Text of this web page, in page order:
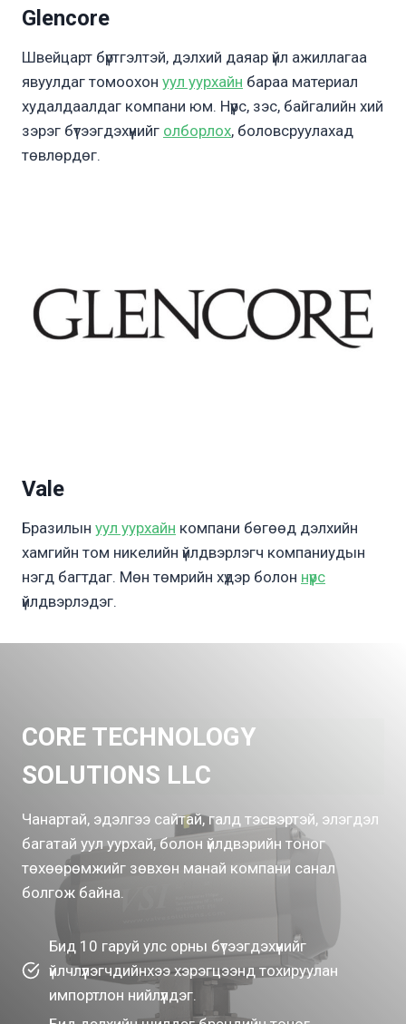
Glencore
Швейцарт бүртгэлтэй, дэлхий даяар үйл ажиллагаа
явуулдаг томоохон уул уурхайн бараа материал
худалдаалдаг компани юм. Нүүрс, зэс, байгалийн хий
зэрэг бүтээгдэхүүнийг олборлох, боловсруулахад
төвлөрдөг.
Vale
Бразилын уул уурхайн компани бөгөөд дэлхийн
хамгийн том никелийн үйлдвэрлэгч компаниудын
нэгд багтдаг. Мөн төмрийн хүдэр болон нүүрс
үйлдвэрлэдэг.
CORE TECHNOLOGY
SOLUTIONS LLC
Чанартай, эдэлгээ сайтай, галд тэсвэртэй, элэгдэл
багатай уул уурхай, болон үйлдвэрийн тоног
төхөөрөмжийг зөвхөн манай компани санал
болгож байна.
Бид 10 гаруй улс орны бүтээгдэхүүнийг
үйлчлүүлэгчдийнхээ хэрэгцээнд тохируулан
импортлон нийлүүлдэг.